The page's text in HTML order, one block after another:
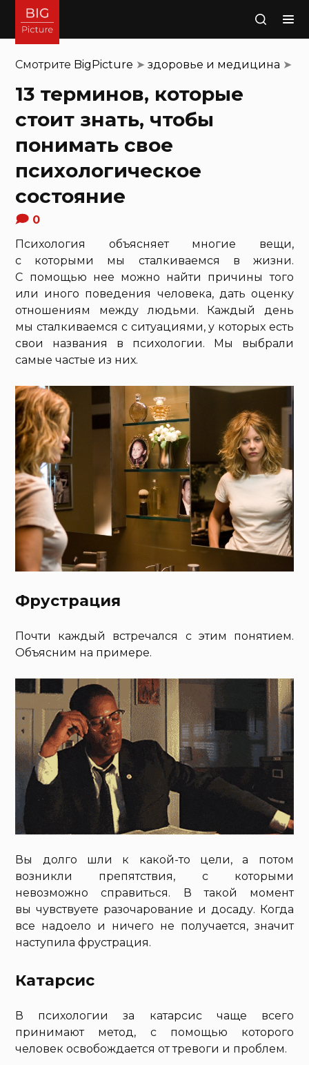
Поиск
Смотрите BigPicture ➤здоровье и медицина ➤
13 терминов, которые
стоит знать, чтобы
понимать свое
психологическое
состояние
0
Психология объясняет многие вещи,
с которыми мы сталкиваемся в жизни.
С помощью нее можно найти причины того
или иного поведения человека, дать оценку
отношениям между людьми. Каждый день
мы сталкиваемся с ситуациями, у которых есть
свои названия в психологии. Мы выбрали
самые частые из них.
Фрустрация
Почти каждый встречался с этим понятием.
Объясним на примере.
Вы долго шли к какой-то цели, а потом
возникли препятствия, с которыми
невозможно справиться. В такой момент
вы чувствуете разочарование и досаду. Когда
все надоело и ничего не получается, значит
наступила фрустрация.
Катарсис
В психологии за катарсис чаще всего
принимают метод, с помощью которого
человек освобождается от тревоги и проблем.